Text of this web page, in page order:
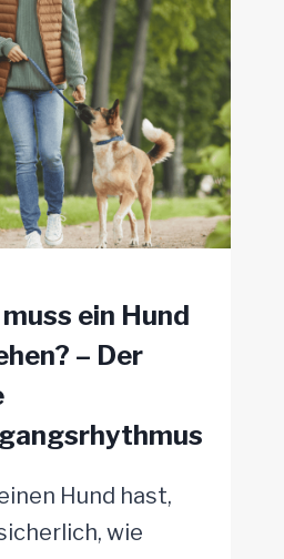
wenn
jemand
stirbt?
Verblüffende
Erkenntnisse
über
unsere
ein Hund
– Der
Hund hast,
wie